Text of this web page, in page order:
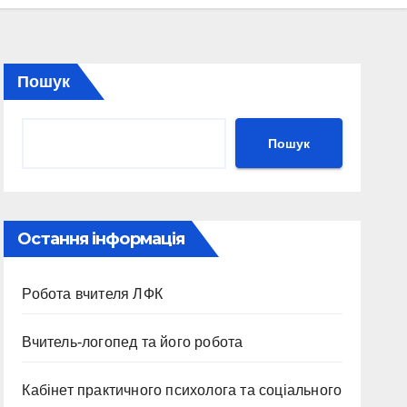
Пошук
Пошук
Остання інформація
Робота вчителя ЛФК
Вчитель-логопед та його робота
Кабінет практичного психолога та соціального